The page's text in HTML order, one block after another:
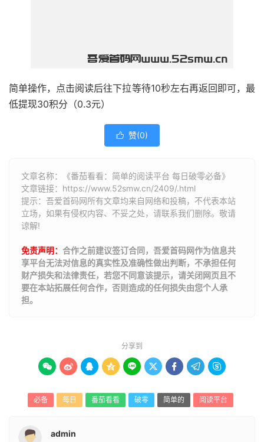
简单操作，点击阅读后往下拉等待10秒左右再返回即可，最
低提现30积分（0.3元）
 赞(0)
文章名称：《番茄看看：简单的阅读平台 每日破零必备》
文章链接： https://www.52smw.cn/2409/.html
提示：吾爱首码网所有文章均来自网络和投稿，不代表本站
立场，如果有侵权内容、不妥之处，请联系我们删除。敬请
谅解!
免责声明： 合作之前建议签订合同，吾爱首码网作为信息共
享平台无法对信息的真实性及准确性做出判断，不承担任何
财产损失和法律责任，若您不同意该提示，请关闭网页且不
要在本站拓展任何合作，否则造成的任何损失由您个人承
担。
分享到
        
必备 每日 番茄看看 破零 简单的 阅读平台
admin